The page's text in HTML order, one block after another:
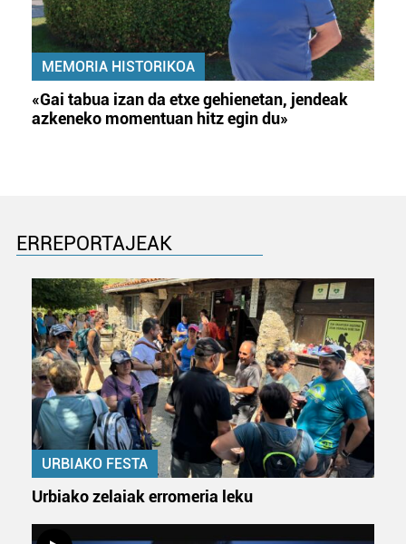
MEMORIA HISTORIKOA
«Gai tabua izan da etxe gehienetan, jendeak
azkeneko momentuan hitz egin du»
ERREPORTAJEAK
URBIAKO FESTA
Urbiako zelaiak erromeria leku